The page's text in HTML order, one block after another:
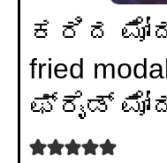
ಕರಿದ
fried
ಫ್ರೈಡ್